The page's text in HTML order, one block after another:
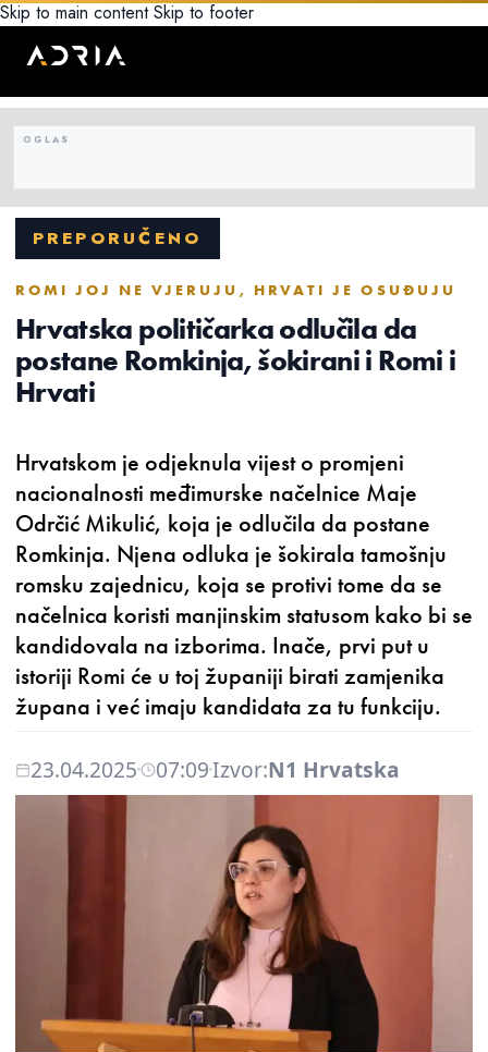
Skip to main content Skip to footer
PREPORUČENO
ROMI JOJ NE VJERUJU, HRVATI JE OSUĐUJU
Hrvatska političarka odlučila da
postane Romkinja, šokirani i Romi i
Hrvati
Hrvatskom je odjeknula vijest o promjeni
nacionalnosti međimurske načelnice Maje
Odrčić Mikulić, koja je odlučila da postane
Romkinja. Njena odluka je šokirala tamošnju
romsku zajednicu, koja se protivi tome da se
načelnica koristi manjinskim statusom kako bi se
kandidovala na izborima. Inače, prvi put u
istoriji Romi će u toj županiji birati zamjenika
župana i već imaju kandidata za tu funkciju.
23.04.2025 07:09Izvor:N1 Hrvatska